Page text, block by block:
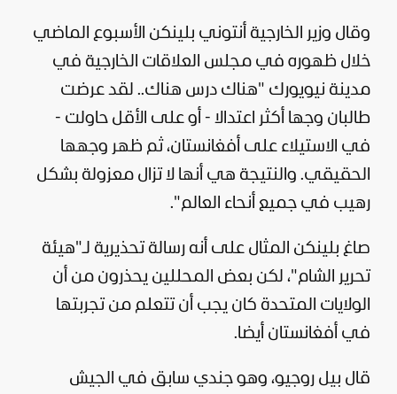
وقال وزير الخارجية أنتوني بلينكن الأسبوع الماضي
خلال ظهوره في مجلس العلاقات الخارجية في
مدينة نيويورك "هناك درس هناك.. لقد عرضت
طالبان وجها أكثر اعتدالا - أو على الأقل حاولت -
في الاستيلاء على أفغانستان، ثم ظهر وجهها
الحقيقي. والنتيجة هي أنها لا تزال معزولة بشكل
رهيب في جميع أنحاء العالم".
صاغ بلينكن المثال على أنه رسالة تحذيرية لـ"هيئة
تحرير الشام"، لكن بعض المحللين يحذرون من أن
الولايات المتحدة كان يجب أن تتعلم من تجربتها
في أفغانستان أيضا.
قال بيل روجيو، وهو جندي سابق في الجيش